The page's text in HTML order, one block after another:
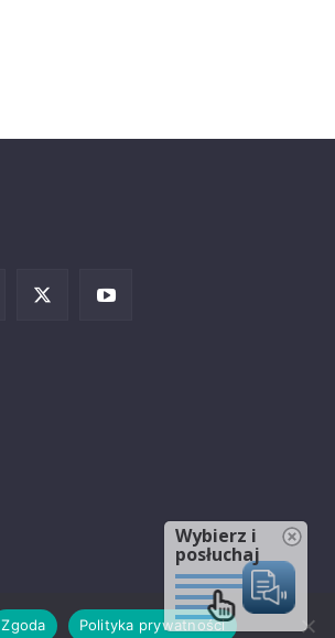
Zgoda Polityka prywatności
Wybierz i
posłuchaj